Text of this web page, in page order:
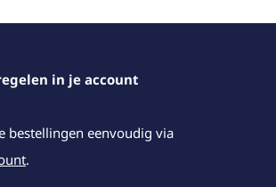
in je account
bestellingen eenvoudig via
.